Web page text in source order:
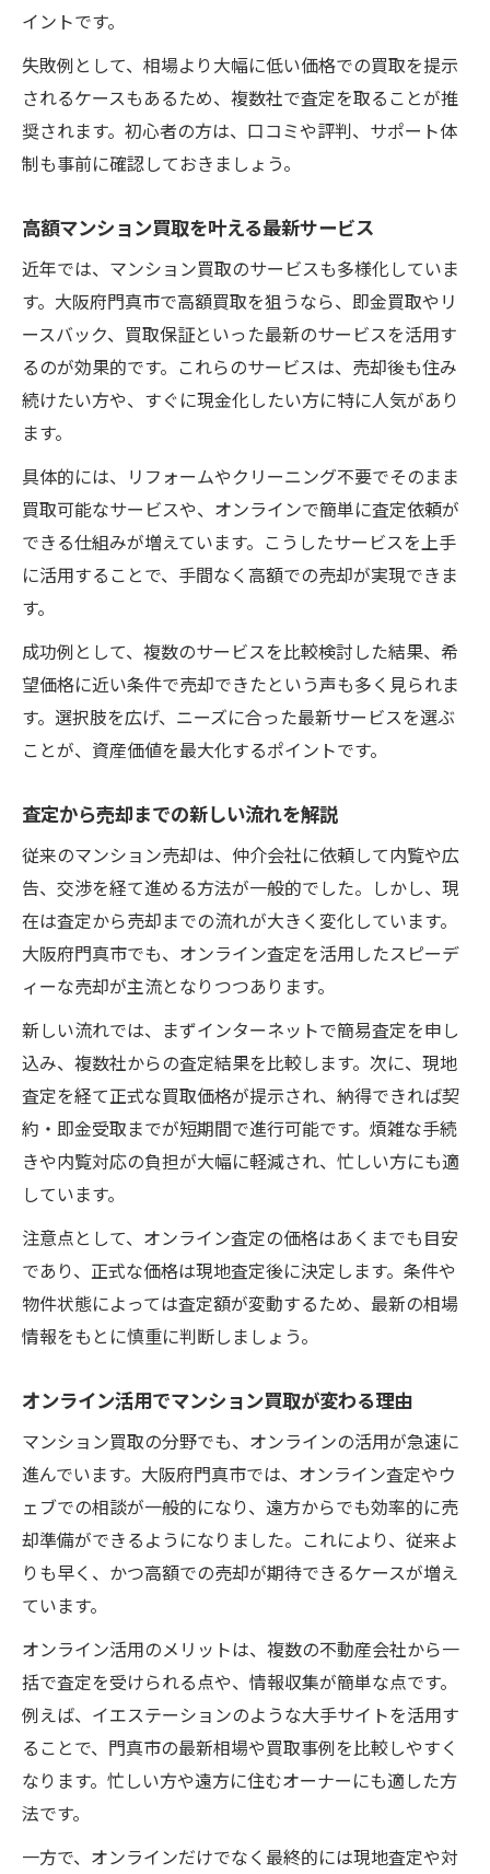
イントです。
失敗例として、相場より大幅に低い価格での買取を提示
されるケースもあるため、複数社で査定を取ることが推
奨されます。初心者の方は、口コミや評判、サポート体
制も事前に確認しておきましょう。
高額マンション買取を叶える最新サービス
近年では、マンション買取のサービスも多様化していま
す。大阪府門真市で高額買取を狙うなら、即金買取やリ
ースバック、買取保証といった最新のサービスを活用す
るのが効果的です。これらのサービスは、売却後も住み
続けたい方や、すぐに現金化したい方に特に人気があり
ます。
具体的には、リフォームやクリーニング不要でそのまま
買取可能なサービスや、オンラインで簡単に査定依頼が
できる仕組みが増えています。こうしたサービスを上手
に活用することで、手間なく高額での売却が実現できま
す。
成功例として、複数のサービスを比較検討した結果、希
望価格に近い条件で売却できたという声も多く見られま
す。選択肢を広げ、ニーズに合った最新サービスを選ぶ
ことが、資産価値を最大化するポイントです。
査定から売却までの新しい流れを解説
従来のマンション売却は、仲介会社に依頼して内覧や広
告、交渉を経て進める方法が一般的でした。しかし、現
在は査定から売却までの流れが大きく変化しています。
大阪府門真市でも、オンライン査定を活用したスピーデ
ィーな売却が主流となりつつあります。
新しい流れでは、まずインターネットで簡易査定を申し
込み、複数社からの査定結果を比較します。次に、現地
査定を経て正式な買取価格が提示され、納得できれば契
約・即金受取までが短期間で進行可能です。煩雑な手続
きや内覧対応の負担が大幅に軽減され、忙しい方にも適
しています。
注意点として、オンライン査定の価格はあくまでも目安
であり、正式な価格は現地査定後に決定します。条件や
物件状態によっては査定額が変動するため、最新の相場
情報をもとに慎重に判断しましょう。
オンライン活用でマンション買取が変わる理由
マンション買取の分野でも、オンラインの活用が急速に
進んでいます。大阪府門真市では、オンライン査定やウ
ェブでの相談が一般的になり、遠方からでも効率的に売
却準備ができるようになりました。これにより、従来よ
りも早く、かつ高額での売却が期待できるケースが増え
ています。
オンライン活用のメリットは、複数の不動産会社から一
括で査定を受けられる点や、情報収集が簡単な点です。
例えば、イエステーションのような大手サイトを活用す
ることで、門真市の最新相場や買取事例を比較しやすく
なります。忙しい方や遠方に住むオーナーにも適した方
法です。
一方で、オンラインだけでなく最終的には現地査定や対